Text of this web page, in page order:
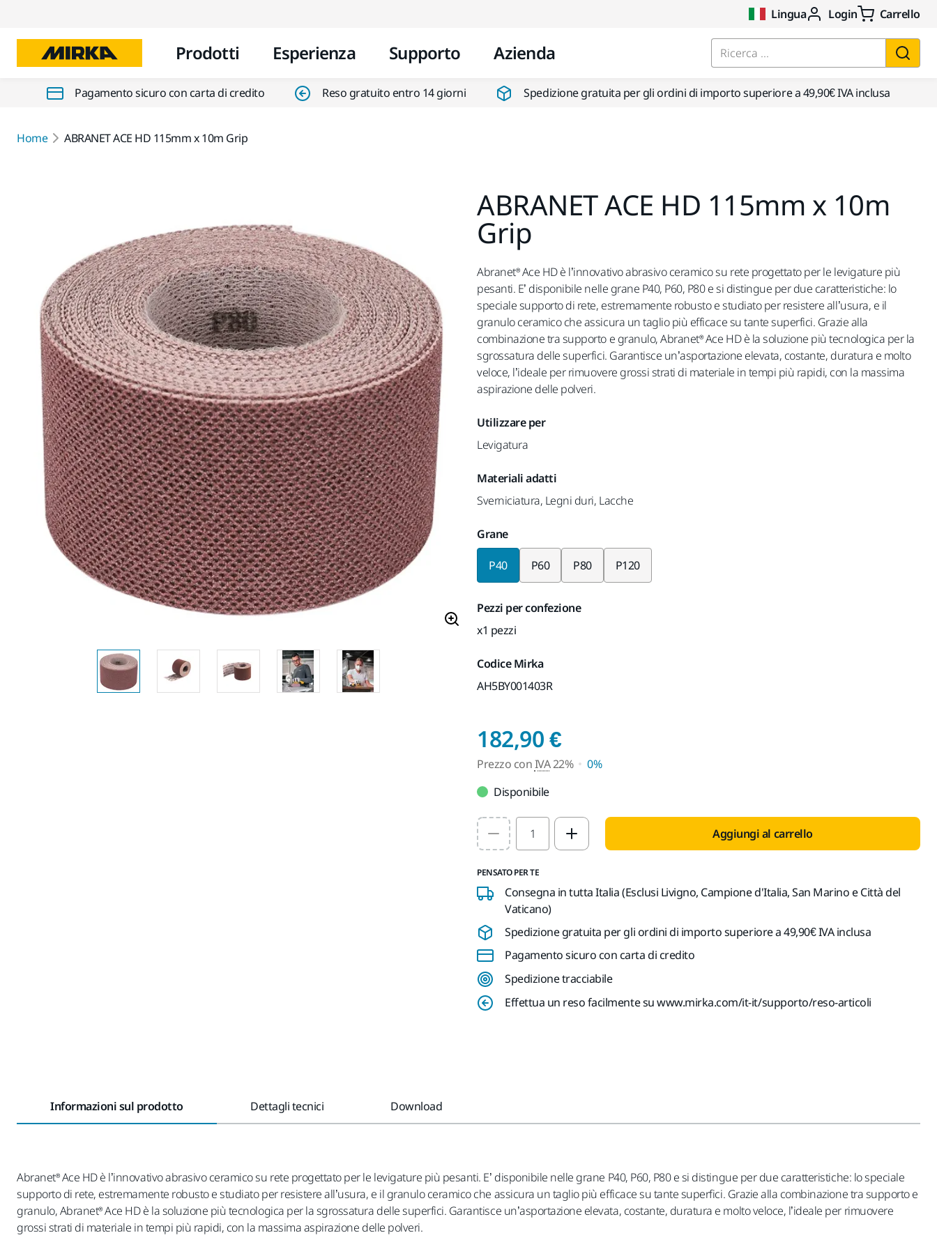
Lingua Login Carrello
Prodotti Esperienza Supporto Azienda Ricerca ...
Pagamento sicuro con carta di credito Reso gratuito entro 14 giorni Spedizione gratuita per gli ordini di importo superiore a 49,90€ IVA inclusa
Home ABRANET ACE HD 115mm x 10m Grip
ABRANET ACE HD 115mm x 10m
Grip
Abranet® Ace HD è l’innovativo abrasivo ceramico su rete progettato per le levigature più
pesanti. E’ disponibile nelle grane P40, P60, P80 e si distingue per due caratteristiche: lo
speciale supporto di rete, estremamente robusto e studiato per resistere all’usura, e il
granulo ceramico che assicura un taglio più efficace su tante superfici. Grazie alla
combinazione tra supporto e granulo, Abranet® Ace HD è la soluzione più tecnologica per la
sgrossatura delle superfici. Garantisce un’asportazione elevata, costante, duratura e molto
veloce, l’ideale per rimuovere grossi strati di materiale in tempi più rapidi, con la massima
aspirazione delle polveri.
Utilizzare per
Levigatura
Materiali adatti
Sverniciatura, Legni duri, Lacche
Grane
P40 P60 P80 P120
Pezzi per confezione
x1 pezzi
Codice Mirka
AH5BY001403R
182,90 €Prezzo con IVA 22%
Prezzo conIVA22%
0%
Disponibile
Select quantity value Aggiungi al carrello
PENSATO PER TE
Consegna in tutta Italia (Esclusi Livigno, Campione d'Italia, San Marino e Città del
Vaticano)
Spedizione gratuita per gli ordini di importo superiore a 49,90€ IVA inclusa
Pagamento sicuro con carta di credito
Spedizione tracciabile
Effettua un reso facilmente su www.mirka.com/it-it/supporto/reso-articoli
Informazioni sul prodotto Dettagli tecnici Download
Abranet® Ace HD è l’innovativo abrasivo ceramico su rete progettato per le levigature più pesanti. E’ disponibile nelle grane P40, P60, P80 e si distingue per due caratteristiche: lo speciale
supporto di rete, estremamente robusto e studiato per resistere all’usura, e il granulo ceramico che assicura un taglio più efficace su tante superfici. Grazie alla combinazione tra supporto e
granulo, Abranet® Ace HD è la soluzione più tecnologica per la sgrossatura delle superfici. Garantisce un’asportazione elevata, costante, duratura e molto veloce, l’ideale per rimuovere
grossi strati di materiale in tempi più rapidi, con la massima aspirazione delle polveri.